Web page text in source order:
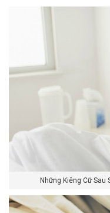
Những Kiêng Cữ Sau